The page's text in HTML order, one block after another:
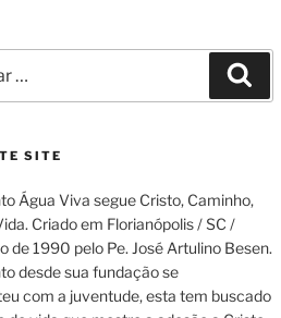
SITE
Água Viva segue Cristo, Caminho,
Criado em Florianópolis / SC /
de 1990 pelo Pe. José Artulino Besen.
desde sua fundação se
com a juventude, esta tem buscado